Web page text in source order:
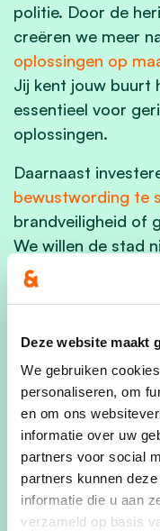
Deze website maakt
We gebruiken
personaliseren, om
en om ons
informatie over uw
partners voor social
partners kunnen
informatie die u aan
verzameld op basis
politie. Door de
creëren we meer
oplossingen op
Jij kent jouw buurt
essentieel voor
oplossingen.
Daarnaast
bewustwording te
brandveiligheid of
We willen de stad
willen de inwoners
zij zelf kunnen
Samen werken we
buurtbewoners,
ineen slaan om
creëren.